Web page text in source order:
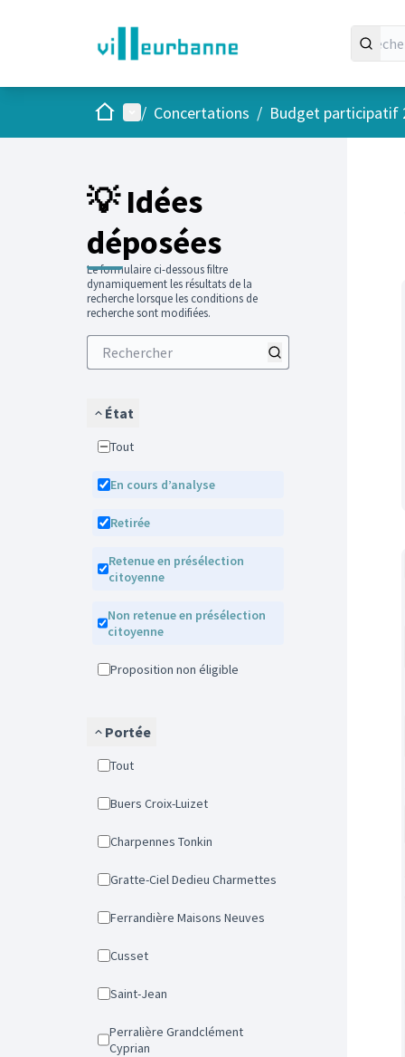
AccueilMenu principal
/ Concertations / Budget participatif
💡 Idées
déposées
Le formulaire ci-dessous filtre
dynamiquement les résultats de la
recherche lorsque les conditions de
recherche sont modifiées.
État
Tout
En cours d’analyse
Retirée
Retenue en présélection
citoyenne
Non retenue en présélection
citoyenne
Proposition non éligible
Portée
Tout
Buers Croix-Luizet
Charpennes Tonkin
Gratte-Ciel Dedieu Charmettes
Ferrandière Maisons Neuves
Cusset
Saint-Jean
Perralière Grandclément
Cyprian